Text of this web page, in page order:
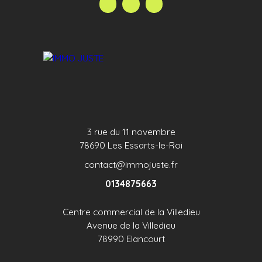
Contactez votre conseiller Nadège COPIN au 06 33
3 rue du 11 novembre
78690 Les Essarts-le-Roi
contact@immojuste.fr
0134875663
Centre commercial de la Villedieu
Avenue de la Villedieu
78990 Elancourt